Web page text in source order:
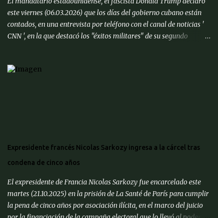
competitividad de nuestra economía es important...
este viernes (06.03.2026) que los días del gobierno cubano están
contados, en una entrevista por teléfono con el canal de noticias '
CNN ', en la que destacó los "éxitos militares" de su segundo
Habana. " Quieren hacer un trato, así que voy a poner a (el
tiempo, pero Cuba está lista, después de 50 años ", dijo Trump a '
CNN ', en referencia a las décadas de gobierno comunista en la ...
Expresidente francés Nicolas Sarkozy ingresa a la cárcel tras
condena de cinco años
El expresidente de Francia Nicolas Sarkozy fue encarcelado este
martes (21.10.2025) en la prisión de La Santé de París para cumplir
la pena de cinco años por asociación ilícita, en el marco del juicio